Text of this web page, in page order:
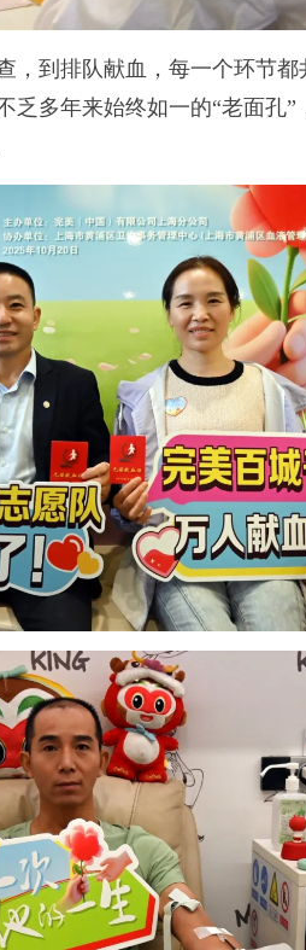
到排队献血，每一个环节都
多年来始终如一的“老面孔”